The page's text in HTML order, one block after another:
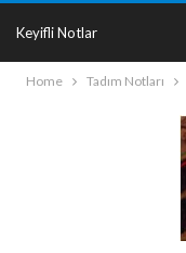
Keyifli Notlar
Home Tadım Notları